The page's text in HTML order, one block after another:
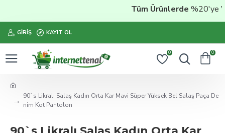
Tüm Ürünlerde%20'ye
GIRIŞ KAYIT OL
0 0
90`s Likralı Salaş Kadın Orta Kar Mavi Süper Yüksek Bel Salaş Paça De
nim Kot Pantolon